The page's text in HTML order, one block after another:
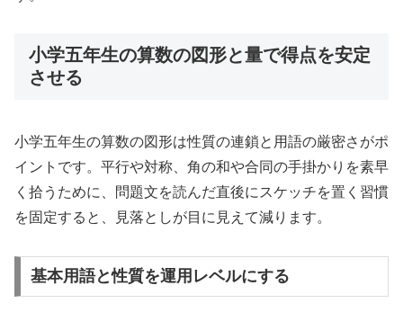
小学五年生の算数の図形と量で得点を安定
させる
小学五年生の算数の図形は性質の連鎖と用語の厳密さがポ
イントです。平行や対称、角の和や合同の手掛かりを素早
く拾うために、問題文を読んだ直後にスケッチを置く習慣
を固定すると、見落としが目に見えて減ります。
基本用語と性質を運用レベルにする